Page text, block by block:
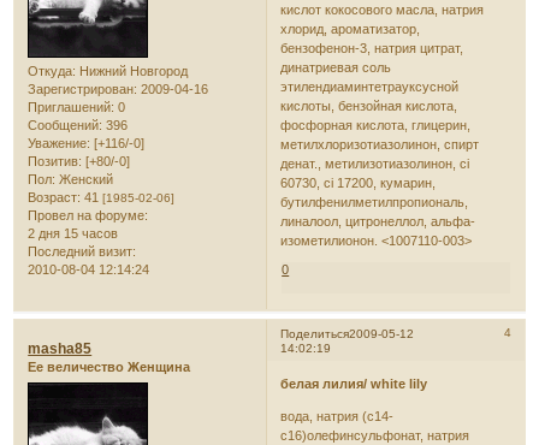
Откуда: Нижний Новгород
Зарегистрирован: 2009-04-16
Приглашений: 0
Сообщений: 396
Уважение: [+116/-0]
Позитив: [+80/-0]
Пол: Женский
Возраст: 41[1985-02-06]
Провел на форуме:
2 дня 15 часов
Последний визит:
2010-08-04 12:14:24
кислот кокосового масла, натрия
хлорид, ароматизатор,
бензофенон-3, натрия цитрат,
динатриевая соль
этилендиаминтетрауксусной
кислоты, бензойная кислота,
фосфорная кислота, глицерин,
метилхлоризотиазолинон, спирт
денат., метилизотиазолинон, ci
60730, ci 17200, кумарин,
бутилфенилметилпропиональ,
линалоол, цитронеллол, альфа-
изометилионон. <1007110-003>
0
Поделиться 4
2009-05-12
14:02:19
masha85
Ее величество Женщина
белая лилия/ white lily
вода, натрия (с14-
с16)олефинсульфонат, натрия